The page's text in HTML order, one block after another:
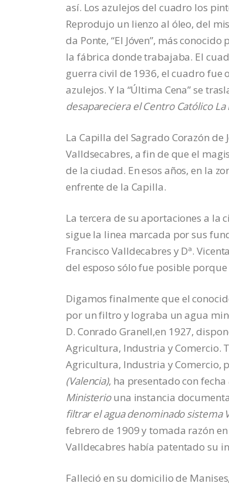
así. Los azulejos del cuadro los
Reprodujo un lienzo al óleo, del
da Ponte, “El Jóven”, más
la fábrica donde trabajaba. El
guerra civil de 1936, el cuadro
azulejos. Y la “Última Cena” se
desapareciera el Centro Católico
La Capilla del Sagrado Corazón
Valldsecabres, a fin de que el
de la ciudad. En esos años, en la
enfrente de la Capilla.
La tercera de su aportaciones a la
sigue la linea marcada por sus
Francisco Valldecabres y Dª.
del esposo sólo fue posible
Digamos finalmente que el
por un filtro y lograba un agua
D. Conrado Granell,en 1927,
Agricultura, Industria y Comercio.
Agricultura, Industria y Comercio,
(Valencia), ha presentado con fecha
Ministeriouna instancia
filtrar el agua denominado sistema
febrero de 1909 y tomada razón
Valldecabres había patentado su
Falleció en su domicilio de